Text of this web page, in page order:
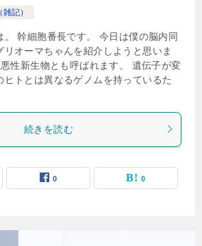
記）
。 幹細胞番長です。 今日は僕の脳内同
リオーマちゃんを紹介しようと思いま
性新生物とも呼ばれます。 遺伝子が変
ヒトとは異なるゲノムを持っているた
続きを読む
0 0